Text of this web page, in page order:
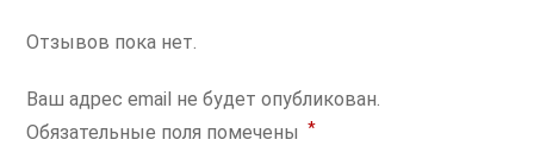
Отзывов пока нет.
Ваш адрес email не будет опубликован.
Обязательные поля помечены *